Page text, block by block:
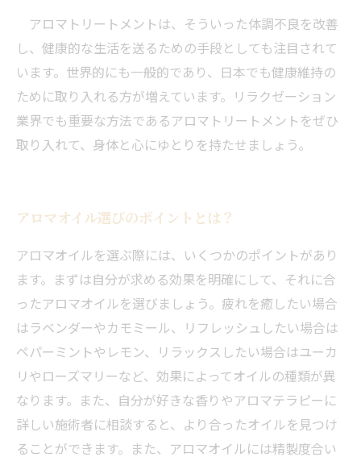
アロマトリートメントは、そういった体調不良を改善
し、健康的な生活を送るための手段としても注目されて
います。世界的にも一般的であり、日本でも健康維持の
ために取り入れる方が増えています。リラクゼーション
業界でも重要な方法であるアロマトリートメントをぜひ
取り入れて、身体と心にゆとりを持たせましょう。
アロマオイル選びのポイントとは？
アロマオイルを選ぶ際には、いくつかのポイントがあり
ます。まずは自分が求める効果を明確にして、それに合
ったアロマオイルを選びましょう。疲れを癒したい場合
はラベンダーやカモミール、リフレッシュしたい場合は
ペパーミントやレモン、リラックスしたい場合はユーカ
リやローズマリーなど、効果によってオイルの種類が異
なります。また、自分が好きな香りやアロマテラピーに
詳しい施術者に相談すると、より合ったオイルを見つけ
ることができます。また、アロマオイルには精製度合い